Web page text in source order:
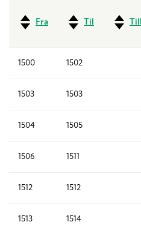
Fra Til
1500 1502
1503 1503
1504 1505
1506 1511
1512 1512
1513 1514